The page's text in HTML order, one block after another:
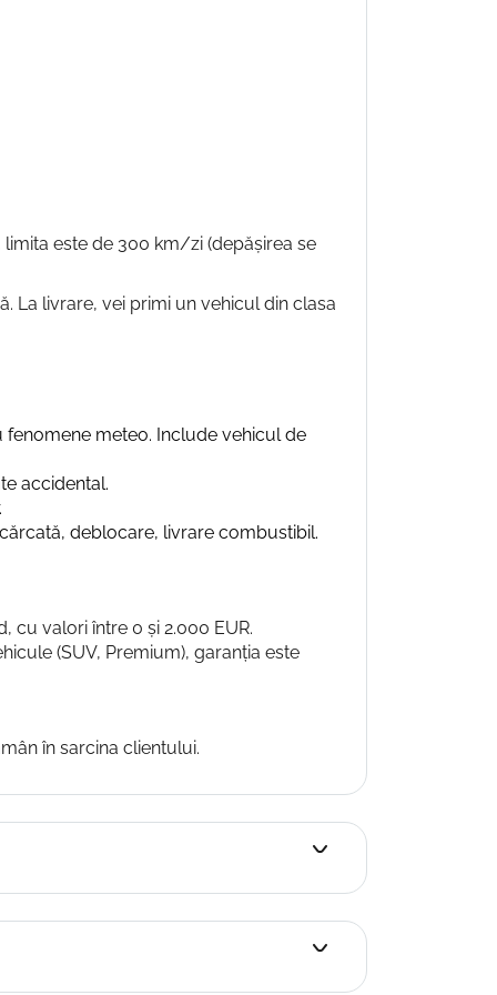
limita este de 300 km/zi (depășirea se
La livrare, vei primi un vehicul din clasa
fenomene meteo. Include vehicul de
accidental.
deblocare, livrare combustibil.
cu valori între 0 și 2.000 EUR.
(SUV, Premium), garanția este
în sarcina clientului.